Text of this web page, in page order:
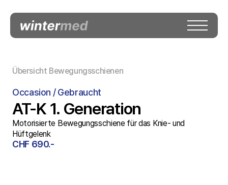
Übersicht Bewegungsschienen
Occasion / Gebraucht
AT-K 1. Generation
Motorisierte Bewegungsschiene für das Knie- und
Hüftgelenk
CHF 690.-